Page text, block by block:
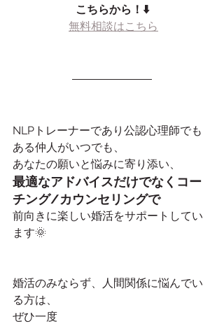
こちらから！⬇️
無料相談はこちら
NLPトレーナーであり公認心理師でも
ある仲人がいつでも、
あなたの願いと悩みに寄り添い、
最適なアドバイスだけでなくコー
チング/カウンセリングで
前向きに楽しい婚活をサポートしてい
ます🌞
婚活のみならず、人間関係に悩んでい
る方は、
ぜひ一度